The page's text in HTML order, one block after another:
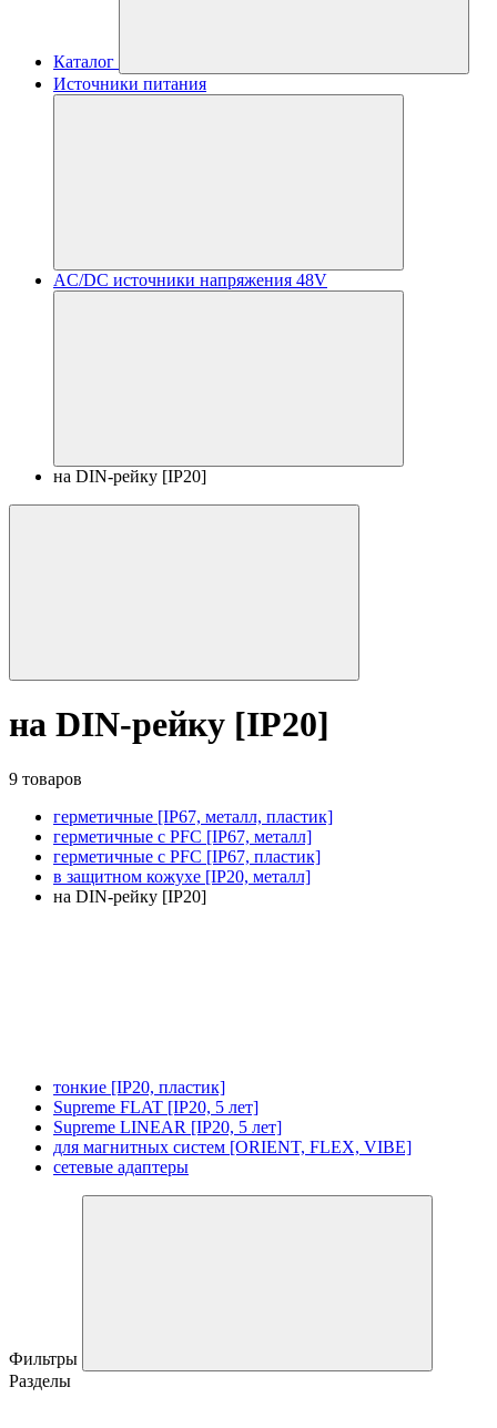
Каталог
Источники питания
AC/DC источники напряжения 48V
на DIN-рейку [IP20]
на DIN-рейку [IP20]
9 товаров
герметичные [IP67, металл, пластик]
герметичные с PFC [IP67, металл]
герметичные с PFC [IP67, пластик]
в защитном кожухе [IP20, металл]
на DIN-рейку [IP20]
тонкие [IP20, пластик]
Supreme FLAT [IP20, 5 лет]
Supreme LINEAR [IP20, 5 лет]
для магнитных систем [ORIENT, FLEX, VIBE]
сетевые адаптеры
Фильтры
Разделы